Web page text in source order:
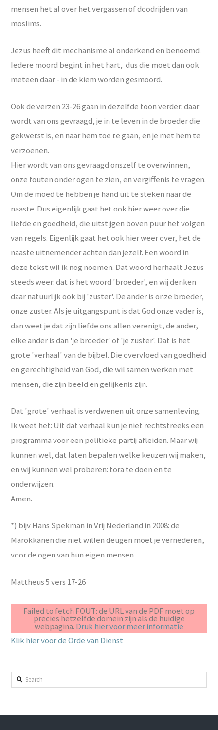
mensen het al over het vergassen of doodrijden van
moslims.
Jezus heeft dit mechanisme al onderkend en benoemd.
Iedere moord begint in het hart, dus die moet dan ook
meteen daar - in de kiem worden gesmoord.
Ook de verzen 23-26 gaan in dezelfde toon verder: daar
wordt van ons gevraagd, je in te leven in de broeder die
gekwetst is, en naar hem toe te gaan, en je met hem te
verzoenen.
Hier wordt van ons gevraagd onszelf te overwinnen,
onze fouten onder ogen te zien, en vergiffenis te vragen.
Om de moed te hebben je hand uit te steken naar de
naaste. Dus eigenlijk gaat het ook hier weer over die
liefde en goedheid, die uitstijgen boven puur het volgen
van regels. Eigenlijk gaat het ook hier weer over, het de
naaste uitnemender achten dan jezelf. Een woord in
deze tekst wil ik nog noemen. Dat woord herhaalt Jezus
steeds weer: dat is het woord 'broeder', en wij denken
daar natuurlijk ook bij 'zuster'. De ander is onze broeder,
onze zuster. Als je uitgangspunt is dat God onze vader is,
dan weet je dat zijn liefde ons allen verenigt, de ander,
elke ander is dan 'je broeder' of 'je zuster'. Dat is het
grote 'verhaal' van de bijbel. Die overvloed van goedheid
en gerechtigheid van God, die wil samen werken met
mensen, die zijn beeld en gelijkenis zijn.
Dat 'grote' verhaal is verdwenen uit onze samenleving.
Ik weet het: Uit dat verhaal kun je niet rechtstreeks een
programma voor een politieke partij afleiden. Maar wij
kunnen wel, dat laten bepalen welke keuzen wij maken,
en wij kunnen wel proberen: tora te doen en te
onderwijzen.
Amen.
*) bijv Hans Spekman in Vrij Nederland in 2008: de
Marokkanen die niet willen deugen moet je vernederen,
voor de ogen van hun eigen mensen
Mattheus 5 vers 17-26
Failed to fetch FOUT: de URL van de PDF moet op
precies hetzelfde domein zijn als de huidige
webpagina. Druk hier voor meer informatie
Klik hier voor de Orde van Dienst
Search